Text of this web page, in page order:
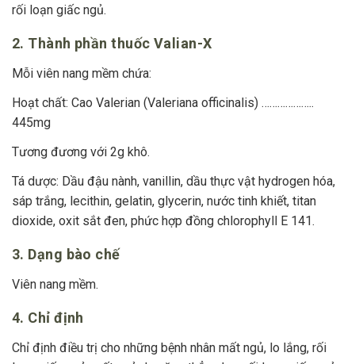
rối loạn giấc ngủ.
2. Thành phần thuốc Valian-X
Mỗi viên nang mềm chứa:
Hoạt chất: Cao Valerian (Valeriana officinalis) ………………..
445mg
Tương đương với 2g khô.
Tá dược: Dầu đậu nành, vanillin, dầu thực vật hydrogen hóa,
sáp trắng, lecithin, gelatin, glycerin, nước tinh khiết, titan
dioxide, oxit sắt đen, phức hợp đồng chlorophyll E 141.
3. Dạng bào chế
Viên nang mềm.
4. Chỉ định
Chỉ định điều trị cho những bệnh nhân mất ngủ, lo lắng, rối